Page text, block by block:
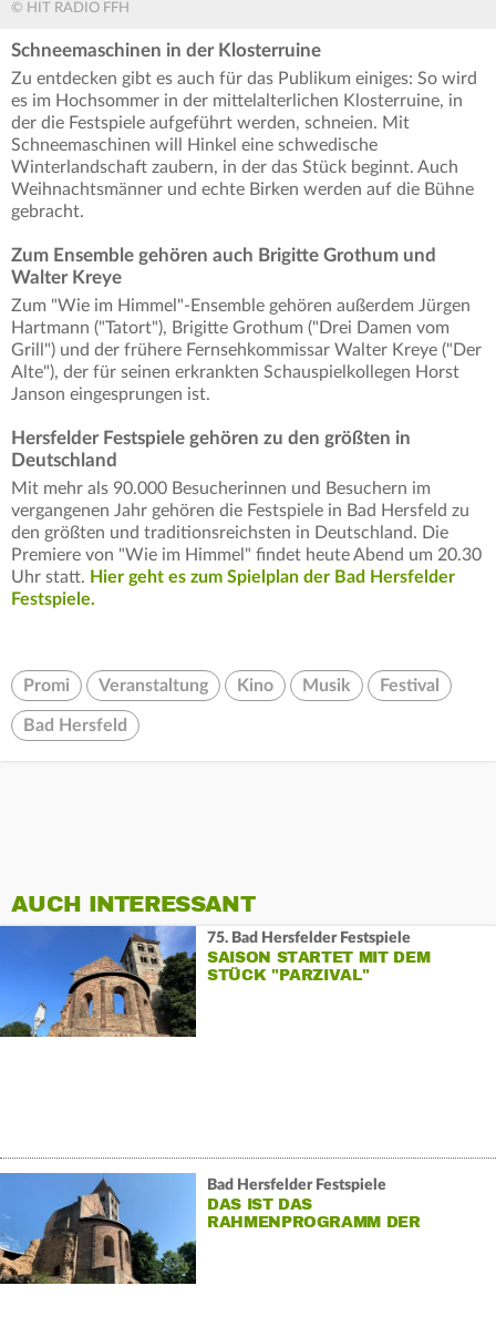
© HIT RADIO FFH
Schneemaschinen in der Klosterruine
Zu entdecken gibt es auch für das Publikum einiges: So wird
es im Hochsommer in der mittelalterlichen Klosterruine, in
der die Festspiele aufgeführt werden, schneien. Mit
Schneemaschinen will Hinkel eine schwedische
Winterlandschaft zaubern, in der das Stück beginnt. Auch
Weihnachtsmänner und echte Birken werden auf die Bühne
gebracht.
Zum Ensemble gehören auch Brigitte Grothum und
Walter Kreye
Zum "Wie im Himmel"-Ensemble gehören außerdem Jürgen
Hartmann ("Tatort"), Brigitte Grothum ("Drei Damen vom
Grill") und der frühere Fernsehkommissar Walter Kreye ("Der
Alte"), der für seinen erkrankten Schauspielkollegen Horst
Janson eingesprungen ist.
Hersfelder Festspiele gehören zu den größten in
Deutschland
Mit mehr als 90.000 Besucherinnen und Besuchern im
vergangenen Jahr gehören die Festspiele in Bad Hersfeld zu
den größten und traditionsreichsten in Deutschland. Die
Premiere von "Wie im Himmel" findet heute Abend um 20.30
Uhr statt. Hier geht es zum Spielplan der Bad Hersfelder
Festspiele.
Promi Veranstaltung Kino Musik Festival
Bad Hersfeld
AUCH INTERESSANT
75. Bad Hersfelder Festspiele
SAISON STARTET MIT DEM
STÜCK "PARZIVAL"
Bad Hersfelder Festspiele
DAS IST DAS
RAHMENPROGRAMM DER